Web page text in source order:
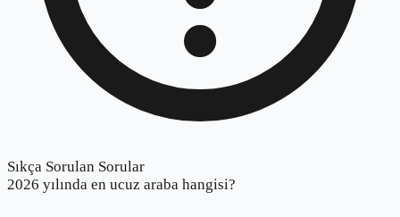
Sıkça Sorulan Sorular
2026 yılında en ucuz araba hangisi?